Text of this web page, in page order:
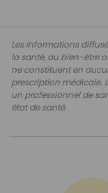
Les informations
la santé, au bien-être
ne constituent en
prescription médicale.
un professionnel de
état de santé.